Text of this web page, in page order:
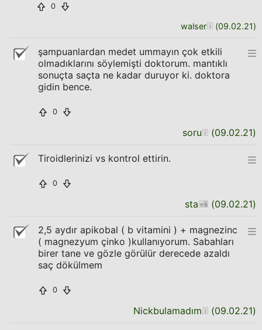
0
walser (09.02.21)
şampuanlardan medet ummayın çok etkili
olmadıklarını söylemişti doktorum. mantıklı
sonuçta saçta ne kadar duruyor ki. doktora
gidin bence.
0
soru (09.02.21)
Tiroidlerinizi vs kontrol ettirin.
0
sta (09.02.21)
2,5 aydır apikobal ( b vitamini ) + magnezinc
( magnezyum çinko )kullanıyorum. Sabahları
birer tane ve gözle görülür derecede azaldı
saç dökülmem
0
Nickbulamadım (09.02.21)